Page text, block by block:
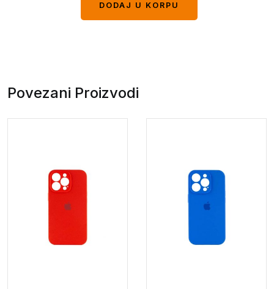
DODAJ U KORPU
Povezani Proizvodi